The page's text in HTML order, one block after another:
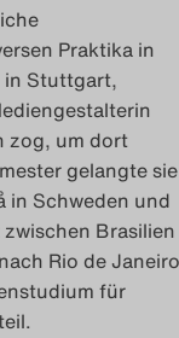
Praktika in
in Stuttgart,
zog, um dort
gelangte sie
in Schweden und
Brasilien
Rio de
für